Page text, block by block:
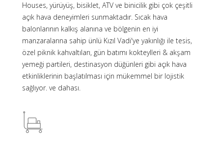
Houses, yürüyüş, bisiklet, ATV ve binicilik gibi çok çeşitli
açık hava deneyimleri sunmaktadır. Sıcak hava
balonlarının kalkış alanına ve bölgenin en iyi
manzaralarına sahip ünlü Kızıl Vadi'ye yakınlığı ile tesis,
özel piknik kahvaltıları, gün batımı kokteylleri & akşam
yemeği partileri, destinasyon düğünleri gibi açık hava
etkinliklerinin başlatılması için mükemmel bir lojistik
sağlıyor. ve dahası.